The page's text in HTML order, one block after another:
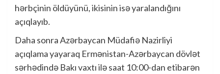
hərbçinin öldüyünü, ikisinin isə yaralandığını
açıqlayıb.
Daha sonra Azərbaycan Müdafiə Nazirliyi
açıqlama yayaraq Ermənistan-Azərbaycan dövlət
sərhədində Bakı vaxtı ilə saat 10:00-dan etibarən